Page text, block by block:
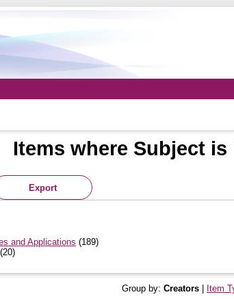
Items where Subject
and Applications (189)
(20)
Group by: Creators | Item